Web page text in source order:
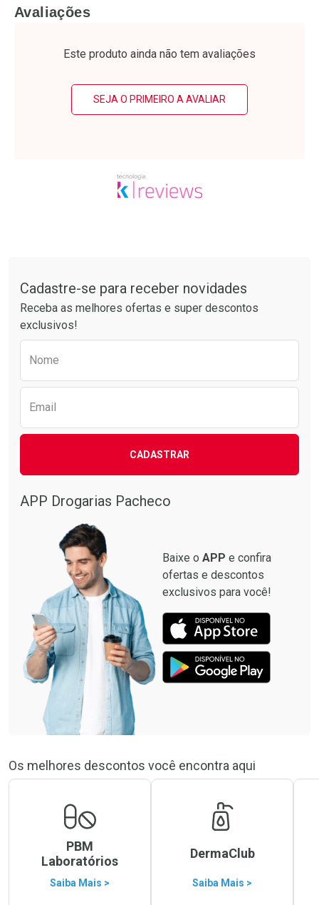
Laboratório
Por R$ 20,24/cada
Por Menos Laboratório
Por R$ 50,25/cada
Por Menos
Avaliações
Este produto ainda não tem avaliações
SEJA O PRIMEIRO A AVALIAR
Cadastre-se para receber novidades
Receba as melhores ofertas e super descontos
exclusivos!
Nome
Email
CADASTRAR
APP Drogarias Pacheco
Baixe o APP e confira
ofertas e descontos
exclusivos para você!
Os melhores descontos você encontra aqui
PBM
Laboratórios
Saiba Mais >
DermaClub
Saiba Mais >